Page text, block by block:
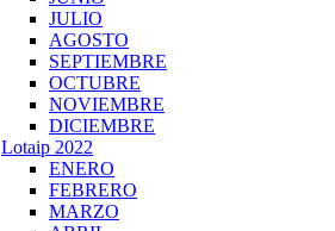
JULIO
AGOSTO
SEPTIEMBRE
OCTUBRE
NOVIEMBRE
DICIEMBRE
Lotaip 2022
ENERO
FEBRERO
MARZO